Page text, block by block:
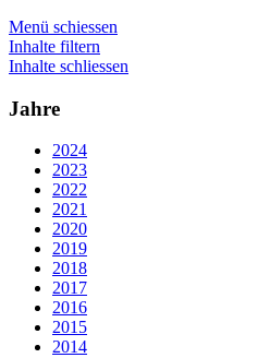
Menü schiessen
Inhalte filtern
Inhalte schliessen
Jahre
2024
2023
2022
2021
2020
2019
2018
2017
2016
2015
2014